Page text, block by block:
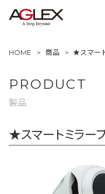
HOME 商品 ★スマー
PRODUCT
製品
★スマートミラ